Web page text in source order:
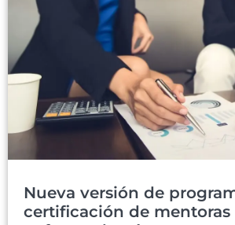
Nueva versión de
certificación de mentoras